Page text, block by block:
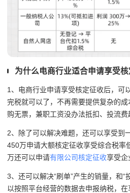
为什么电商行业适合申请享受核
1、电商行业申请享受核定征收后，可
完税就可以了，不再需要提供复杂的
购无票，兼职工资没办法抵扣、投流费
2、除了可以解决难题，还可以享受到
450万申请大额核定征收享受综合税率
万还可以申请有限公司核定征收享受企
3、还可以解决“刷单”产生的销量，和“
以按照平台经营的数据去申报纳税，